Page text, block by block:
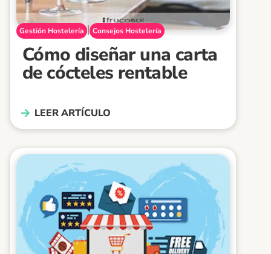
Gestión Hostelería | Consejos Hostelería
Cómo diseñar una carta
de cócteles rentable
LEER ARTÍCULO